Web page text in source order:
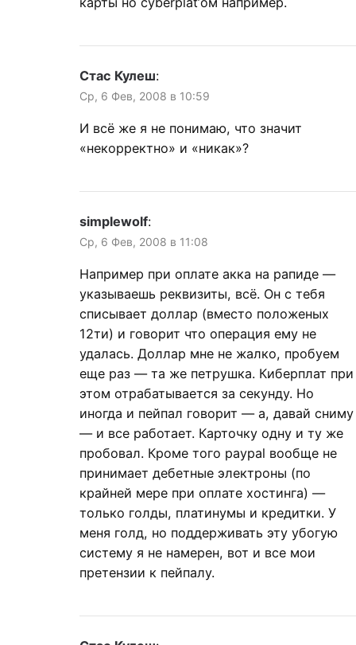
Стас Кулеш:
Ср, 6 Фев, 2008 в 10:59
И всё же я не понимаю, что значит
«некорректно» и «никак»?
simplewolf:
Ср, 6 Фев, 2008 в 11:08
Например при оплате акка на рапиде —
указываешь реквизиты, всё. Он с тебя
списывает доллар (вместо положеных
12ти) и говорит что операция ему не
удалась. Доллар мне не жалко, пробуем
еще раз — та же петрушка. Киберплат при
этом отрабатывается за секунду. Но
иногда и пейпал говорит — а, давай сниму
— и все работает. Карточку одну и ту же
пробовал. Кроме того paypal вообще не
принимает дебетные электроны (по
крайней мере при оплате хостинга) —
только голды, платинумы и кредитки. У
меня голд, но поддерживать эту убогую
систему я не намерен, вот и все мои
претензии к пейпалу.